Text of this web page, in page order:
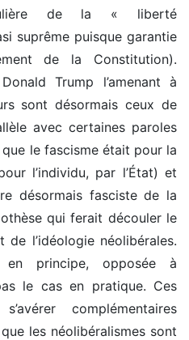
de la « liberté
suprême puisque garantie
de la Constitution).
Trump l’amenant à
sont désormais ceux de
avec certaines paroles
le fascisme était pour la
l’individu, par l’État) et
désormais fasciste de la
qui ferait découler le
l’idéologie néolibérales.
principe, opposée à
le cas en pratique. Ces
complémentaires
les néolibéralismes sont